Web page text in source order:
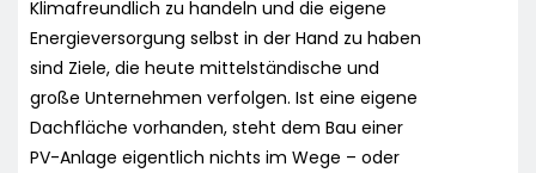
Klimafreundlich zu handeln und die eigene
Energieversorgung selbst in der Hand zu haben
sind Ziele, die heute mittelständische und
große Unternehmen verfolgen. Ist eine eigene
Dachfläche vorhanden, steht dem Bau einer
PV-Anlage eigentlich nichts im Wege – oder